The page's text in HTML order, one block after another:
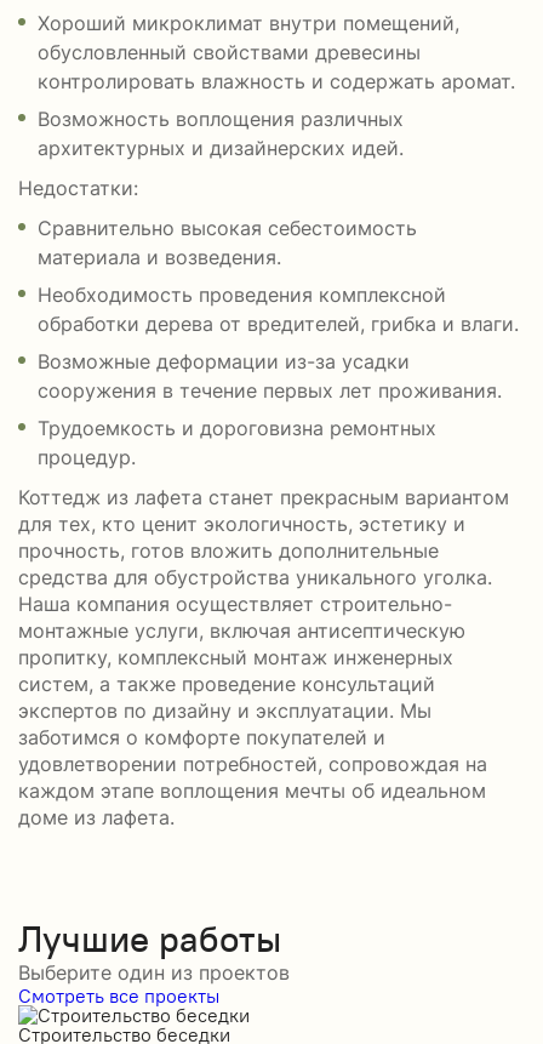
Хороший микроклимат внутри помещений,
обусловленный свойствами древесины
контролировать влажность и содержать аромат.
Возможность воплощения различных
архитектурных и дизайнерских идей.
Недостатки:
Сравнительно высокая себестоимость
материала и возведения.
Необходимость проведения комплексной
обработки дерева от вредителей, грибка и влаги.
Возможные деформации из-за усадки
сооружения в течение первых лет проживания.
Трудоемкость и дороговизна ремонтных
процедур.
Коттедж из лафета станет прекрасным вариантом
для тех, кто ценит экологичность, эстетику и
прочность, готов вложить дополнительные
средства для обустройства уникального уголка.
Наша компания осуществляет строительно-
монтажные услуги, включая антисептическую
пропитку, комплексный монтаж инженерных
систем, а также проведение консультаций
экспертов по дизайну и эксплуатации. Мы
заботимся о комфорте покупателей и
удовлетворении потребностей, сопровождая на
каждом этапе воплощения мечты об идеальном
доме из лафета.
Лучшие работы
Выберите один из проектов
Смотреть все проекты
Строительство беседки